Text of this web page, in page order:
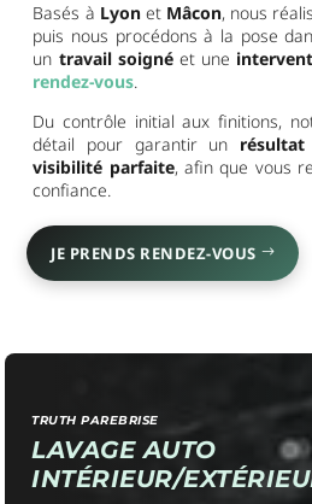
Basés à Lyonet Mâcon, nous
puis nous procédons à la pose
un travail soignéet une
rendez-vous.
Du contrôle initial aux finitions,
détail pour garantir un
visibilité parfaite, afin que vous
confiance.
JE PRENDS RENDEZ-VOUS
TRUTH PAREBRISE
LAVAGE AUTO
INTÉRIEUR/